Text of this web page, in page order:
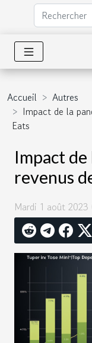
Accueil
Autres
Impact de la
Eats
Impact de
revenus
Mardi 1 août